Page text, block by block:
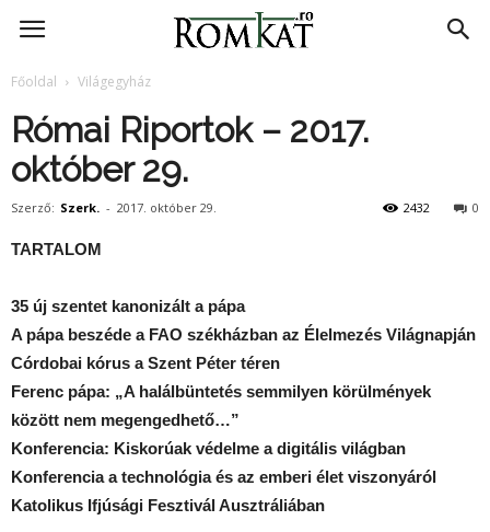
RomKat.ro
Főoldal Világegyház
Római Riportok – 2017.
október 29.
Szerző: Szerk. - 2017. október 29. 0
2432
TARTALOM
35 új szentet kanonizált a pápa
A pápa beszéde a FAO székházban az Élelmezés Világnapján
Córdobai kórus a Szent Péter téren
Ferenc pápa: „A halálbüntetés semmilyen körülmények
között nem megengedhető…”
Konferencia: Kiskorúak védelme a digitális világban
Konferencia a technológia és az emberi élet viszonyáról
Katolikus Ifjúsági Fesztivál Ausztráliában